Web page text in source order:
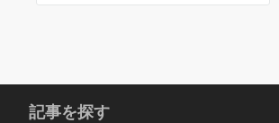
記事を探す